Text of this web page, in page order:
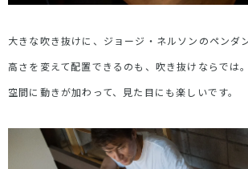
大きな吹き抜けに、ジョージ・ネルソンのペンダ
高さを変えて配置できるのも、吹き抜けならでは。
空間に動きが加わって、見た目にも楽しいです。